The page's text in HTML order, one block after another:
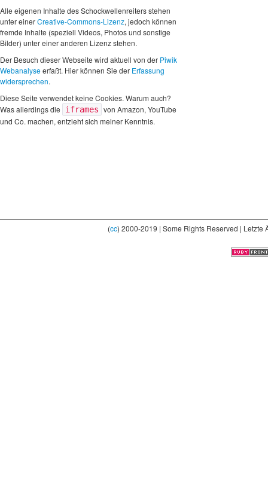
Alle eigenen Inhalte des Schockwellenreiters stehen
unter einerCreative-Commons-Lizenz, jedoch können
fremde Inhalte (speziell Videos, Photos und sonstige
Bilder) unter einer anderen Lizenz stehen.
Der Besuch dieser Webseite wird aktuell von der Piwik
Webanalyseerfaßt. Hier können Sie der Erfassung
widersprechen.
Diese Seite verwendet keine Cookies. Warum auch?
Was allerdings die
iframes von Amazon, YouTube
und Co. machen, entzieht sich meiner Kenntnis.
(cc) 2000-2019 | Some Rights Reserved |